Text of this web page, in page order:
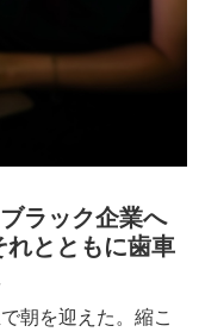
ラック企業へ
とともに歯車
朝を迎えた。縮こ